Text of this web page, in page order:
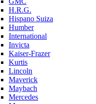
H.R.G.
Hispano Suiza
Humber
International
Invicta
Kaiser-Frazer
Kurtis
Lincoln
Maverick
Maybach
Mercedes